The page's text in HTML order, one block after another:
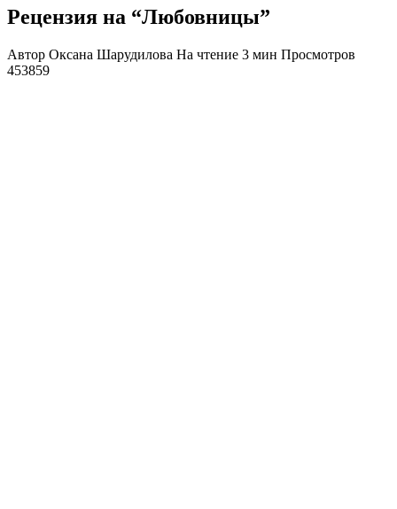
Рецензия на “Любовницы”
Автор Оксана Шарудилова На чтение 3 мин Просмотров
453859